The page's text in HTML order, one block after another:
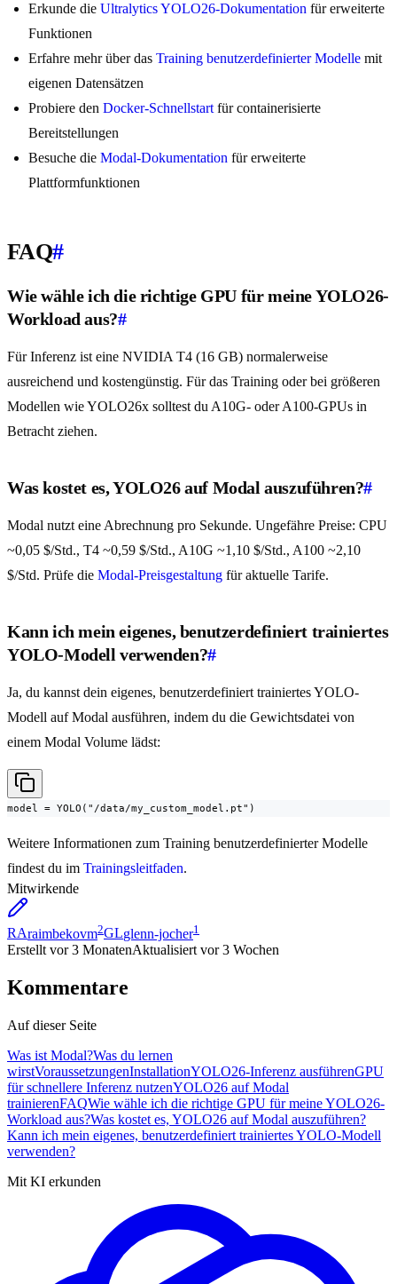
Erkunde die Ultralytics YOLO26-Dokumentation für erweiterte
Funktionen
Erfahre mehr über das Training benutzerdefinierter Modelle mit
eigenen Datensätzen
Probiere den Docker-Schnellstart für containerisierte
Bereitstellungen
Besuche die Modal-Dokumentation für erweiterte
Plattformfunktionen
FAQ#
Wie wähle ich die richtige GPU für meine YOLO26-
Workload aus?#
Für Inferenz ist eine NVIDIA T4 (16 GB) normalerweise
ausreichend und kostengünstig. Für das Training oder bei größeren
Modellen wie YOLO26x solltest du A10G- oder A100-GPUs in
Betracht ziehen.
Was kostet es, YOLO26 auf Modal auszuführen?#
Modal nutzt eine Abrechnung pro Sekunde. Ungefähre Preise: CPU
~0,05 $/Std., T4 ~0,59 $/Std., A10G ~1,10 $/Std., A100 ~2,10
$/Std. Prüfe die Modal-Preisgestaltung für aktuelle Tarife.
Kann ich mein eigenes, benutzerdefiniert trainiertes
YOLO-Modell verwenden?#
Ja, du kannst dein eigenes, benutzerdefiniert trainiertes YOLO-
Modell auf Modal ausführen, indem du die Gewichtsdatei von
einem Modal Volume lädst:
model = YOLO("/data/my_custom_model.pt")
Weitere Informationen zum Training benutzerdefinierter Modelle
findest du im Trainingsleitfaden.
Mitwirkende
RAraimbekovm2GLglenn-jocher1
Erstellt vor 3 MonatenAktualisiert vor 3 Wochen
Kommentare
Auf dieser Seite
Was ist Modal?Was du lernen
wirstVoraussetzungenInstallationYOLO26-Inferenz ausführenGPU
für schnellere Inferenz nutzenYOLO26 auf Modal
trainierenFAQWie wähle ich die richtige GPU für meine YOLO26-
Workload aus?Was kostet es, YOLO26 auf Modal auszuführen?
Kann ich mein eigenes, benutzerdefiniert trainiertes YOLO-Modell
verwenden?
Mit KI erkunden